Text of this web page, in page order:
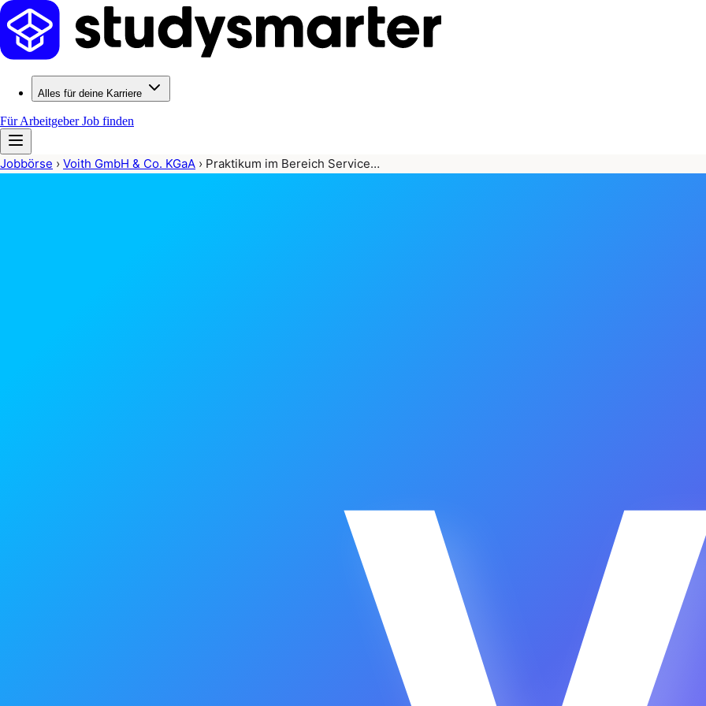
Alles für deine Karriere
Für ArbeitgeberJob finden
Jobbörse › Voith GmbH & Co. KGaA › Praktikum im Bereich Service…